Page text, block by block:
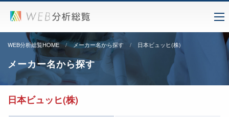
WEB分析総覧HOME メーカー名から探す 日本ビュッヒ(株)
メーカー名から探す
日本ビュッヒ(株)